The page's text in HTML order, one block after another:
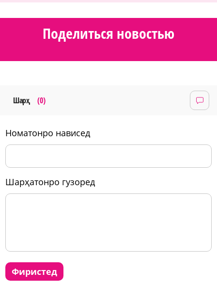
Поделиться новостью
Шарҳ (0)
номатонро нависед
шарҳатонро гузоред
фиристед